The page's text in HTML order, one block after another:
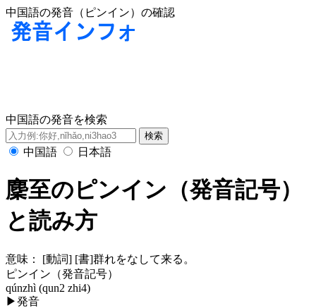
中国語の発音（ピンイン）の確認
中国語の発音を検索
中国語 日本語
麇至のピンイン（発音記号）
と読み方
意味：
[動詞] [書]群れをなして来る。
ピンイン（発音記号）
qúnzhì (qun2 zhi4)
▶発音